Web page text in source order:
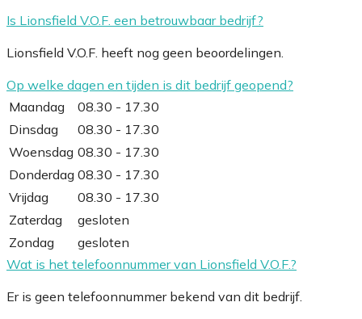
Is Lionsfield V.O.F. een betrouwbaar bedrijf?
Lionsfield V.O.F. heeft nog geen beoordelingen.
Op welke dagen en tijden is dit bedrijf geopend?
Maandag
08.30 - 17.30
Dinsdag
08.30 - 17.30
Woensdag 08.30 - 17.30
Donderdag 08.30 - 17.30
Vrijdag
08.30 - 17.30
Zaterdag
gesloten
Zondag
gesloten
Wat is het telefoonnummer van Lionsfield V.O.F.?
Er is geen telefoonnummer bekend van dit bedrijf.